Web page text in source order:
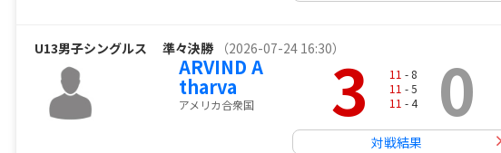
U13男子シングルス 準々決勝 （2026-07-24 16:30）
ARVIND A
tharva
アメリカ合衆国 3 11 - 8
11 - 5
11 - 4 0
対戦結果